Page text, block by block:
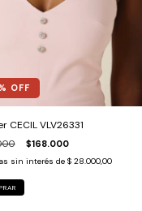
OFF
CECIL VLV26331
$168.000
sin interés de $ 28.000,00